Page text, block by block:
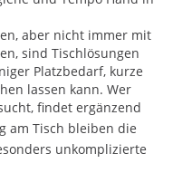
aber nicht immer mit
sind Tischlösungen
Platzbedarf, kurze
lassen kann. Wer
findet ergänzend
am Tisch bleiben die
unkomplizierte